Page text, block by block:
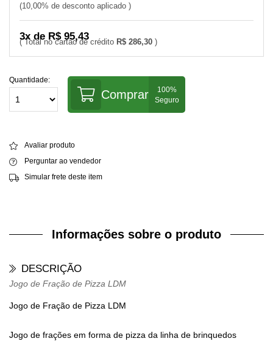
R$ 286,30
3x de R$ 95,43
10,00% de desconto aplicado
Quantidade:
Comprar
Avaliar produto
Perguntar ao vendedor
Simular frete deste item
Informações sobre o produto
DESCRIÇÃO
Jogo de Fração de Pizza LDM
Jogo de Fração de Pizza LDM
Jogo de frações em forma de pizza da linha de brinquedos